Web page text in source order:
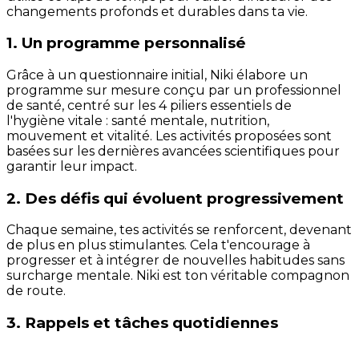
changements profonds et durables dans ta vie.
1. Un programme personnalisé
Grâce à un questionnaire initial, Niki élabore un
programme sur mesure conçu par un professionnel
de santé, centré sur les 4 piliers essentiels de
l'hygiène vitale : santé mentale, nutrition,
mouvement et vitalité. Les activités proposées sont
basées sur les dernières avancées scientifiques pour
garantir leur impact.
2. Des défis qui évoluent progressivement
Chaque semaine, tes activités se renforcent, devenant
de plus en plus stimulantes. Cela t'encourage à
progresser et à intégrer de nouvelles habitudes sans
surcharge mentale. Niki est ton véritable compagnon
de route.
3. Rappels et tâches quotidiennes